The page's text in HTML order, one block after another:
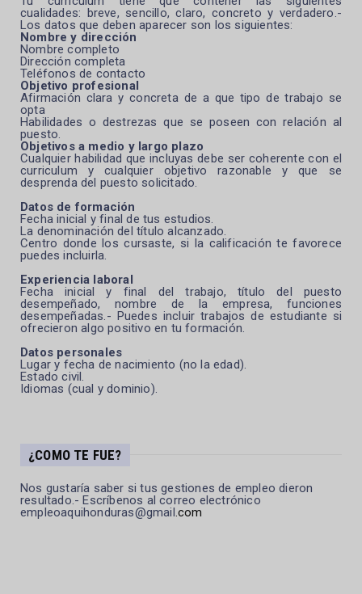
cualidades: breve, sencillo, claro, concreto y verdadero.-
Los datos que deben aparecer son los siguientes:
Nombre y dirección
Nombre completo
Dirección completa
Teléfonos de contacto
Objetivo profesional
Afirmación clara y concreta de a que tipo de trabajo se
opta
Habilidades o destrezas que se poseen con relación al
puesto.
Objetivos a medio y largo plazo
Cualquier habilidad que incluyas debe ser coherente con el
curriculum y cualquier objetivo razonable y que se
desprenda del puesto solicitado.
Datos de formación
Fecha inicial y final de tus estudios.
La denominación del título alcanzado.
Centro donde los cursaste, si la calificación te favorece
puedes incluirla.
Experiencia laboral
Fecha inicial y final del trabajo, título del puesto
desempeñado, nombre de la empresa, funciones
desempeñadas.- Puedes incluir trabajos de estudiante si
ofrecieron algo positivo en tu formación.
Datos personales
Lugar y fecha de nacimiento (no la edad).
Estado civil.
Idiomas (cual y dominio).
¿COMO TE FUE?
Nos gustaría saber si tus gestiones de empleo dieron
resultado.- Escríbenos al correo electrónico
empleoaquihonduras@gmail.com